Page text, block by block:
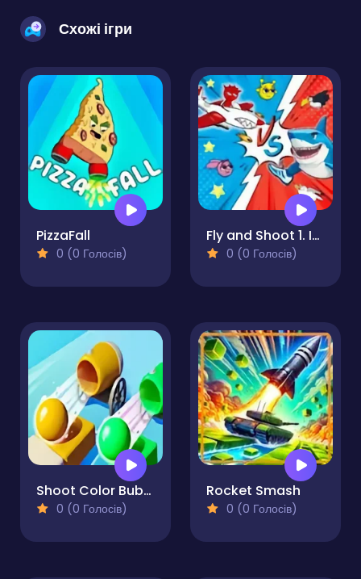
Схожі ігри
PizzaFall
0 (0 Голосів)
Fly and Shoot 1. Italian Bosses
0 (0 Голосів)
Shoot Color Bubble
0 (0 Голосів)
Rocket Smash
0 (0 Голосів)